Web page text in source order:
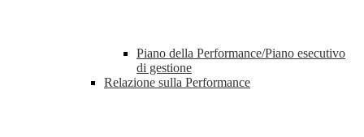
Piano della Performance/Piano esecutivo
di gestione
Relazione sulla Performance